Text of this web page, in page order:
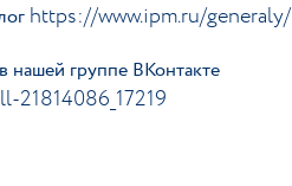
https://www.ipm.ru/generaly/
группе ВКонтакте